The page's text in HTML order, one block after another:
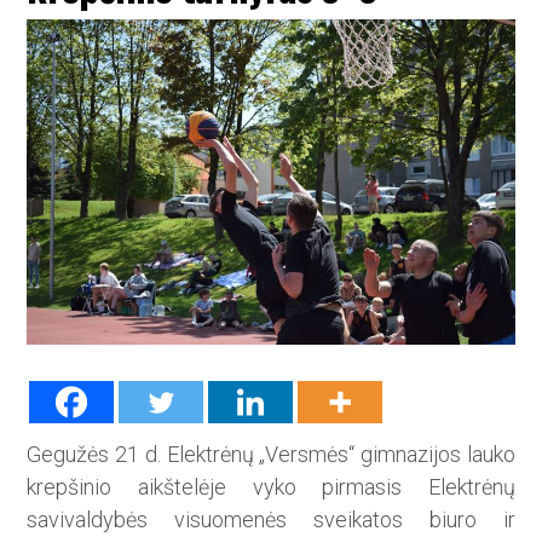
Gegužės 21 d. Elektrėnų „Vers­mės“ gimnazijos lauko
krep­šinio aikštelėje vyko pirmasis Elektrėnų
savivaldybės visuomenės sveikatos biuro ir